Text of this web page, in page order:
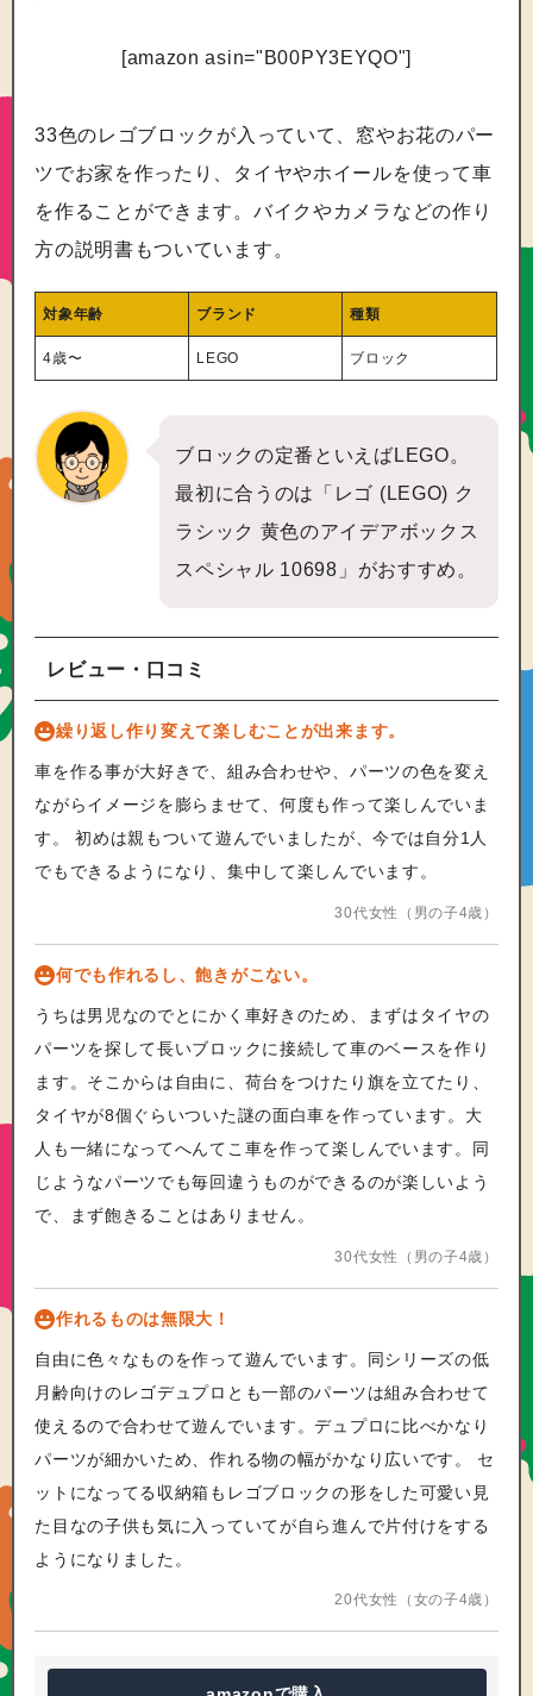
[amazon asin="B00PY3EYQO"]
33色のレゴブロックが入っていて、窓やお花のパー
ツでお家を作ったり、タイヤやホイールを使って車
を作ることができます。バイクやカメラなどの作り
方の説明書もついています。
対象年齢 ブランド 種類
4歳〜 LEGO ブロック
ブロックの定番といえばLEGO。
最初に合うのは「レゴ (LEGO) ク
ラシック 黄色のアイデアボックス
スペシャル 10698」がおすすめ。
レビュー・口コミ
繰り返し作り変えて楽しむことが出来ます。
車を作る事が大好きで、組み合わせや、パーツの色を変え
ながらイメージを膨らませて、何度も作って楽しんでいま
す。 初めは親もついて遊んでいましたが、今では自分1人
でもできるようになり、集中して楽しんでいます。
30代女性（男の子4歳）
何でも作れるし、飽きがこない。
うちは男児なのでとにかく車好きのため、まずはタイヤの
パーツを探して長いブロックに接続して車のベースを作り
ます。そこからは自由に、荷台をつけたり旗を立てたり、
タイヤが8個ぐらいついた謎の面白車を作っています。大
人も一緒になってへんてこ車を作って楽しんでいます。同
じようなパーツでも毎回違うものができるのが楽しいよう
で、まず飽きることはありません。
30代女性（男の子4歳）
作れるものは無限大！
自由に色々なものを作って遊んでいます。同シリーズの低
月齢向けのレゴデュプロとも一部のパーツは組み合わせて
使えるので合わせて遊んでいます。デュプロに比べかなり
パーツが細かいため、作れる物の幅がかなり広いです。 セ
ットになってる収納箱もレゴブロックの形をした可愛い見
た目なの子供も気に入っていてが自ら進んで片付けをする
ようになりました。
20代女性（女の子4歳）